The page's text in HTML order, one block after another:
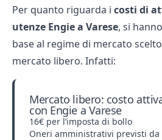
Per quanto riguarda i costi di
utenze Engie a Varese, si
base al regime di mercato
mercato libero. Infatti:
Mercato libero: costo
con Engie a Varese
16€ per l’imposta di bollo
Oneri amministrativi previsti da